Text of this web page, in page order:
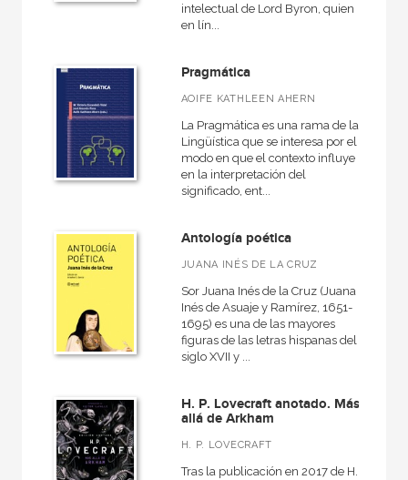
NUESTRAS COLECCIONES
Arealonga - Letras galegas
Arqueología
Arte y estética
Básica de Bolsillo  Adorno. Obra completa
Básica de Bolsillo  Alejo Carpentier. Narrativa completa
Básica de Bolsillo  Serie Clásicos de la lengua española
Básica de Bolsillo  Serie Clásicos de la literatura alemana
NUESTROS FORMATOS
intelectual de Lord Byron, quien
en lín...
Pragmática
AOIFE KATHLEEN AHERN
La Pragmática es una rama de la
Lingüística que se interesa por el
modo en que el contexto influye
en la interpretación del
significado, ent...
Antología poética
JUANA INÉS DE LA CRUZ
Sor Juana Inés de la Cruz (Juana
Inés de Asuaje y Ramírez, 1651-
1695) es una de las mayores
figuras de las letras hispanas del
siglo XVII y ...
H. P. Lovecraft anotado. Más
allá de Arkham
H. P. LOVECRAFT
Tras la publicación en 2017 de H.